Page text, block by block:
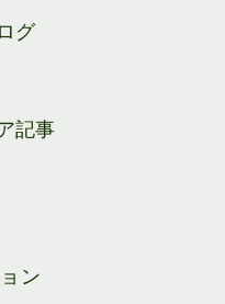
グ
記事
ン